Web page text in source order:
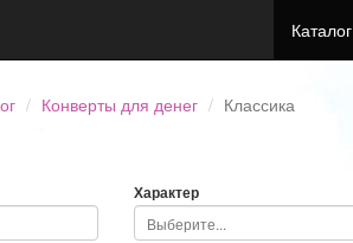
Каталог
Конверты для денег Классика
Характер